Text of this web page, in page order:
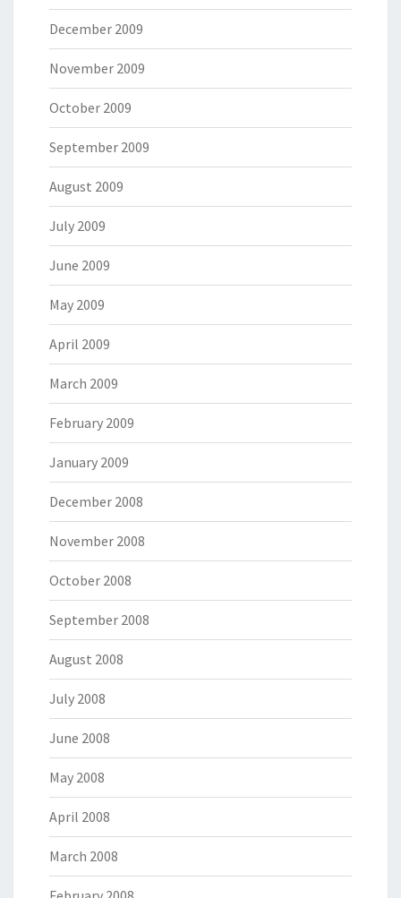
December 2009
November 2009
October 2009
September 2009
August 2009
July 2009
June 2009
May 2009
April 2009
March 2009
February 2009
January 2009
December 2008
November 2008
October 2008
September 2008
August 2008
July 2008
June 2008
May 2008
April 2008
March 2008